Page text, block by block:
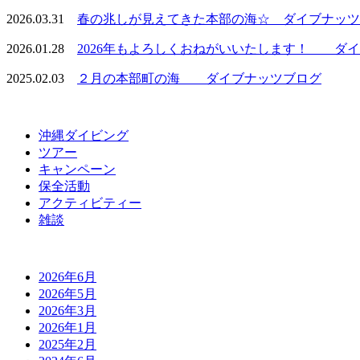
2026.03.31 春の兆しが見えてきた本部の海☆ ダイブナッ
2026.01.28 2026年もよろしくおねがいいたします！ ダイ
2025.02.03 ２月の本部町の海 ダイブナッツブログ
沖縄ダイビング
ツアー
キャンペーン
保全活動
アクティビティー
雑談
2026年6月
2026年5月
2026年3月
2026年1月
2025年2月